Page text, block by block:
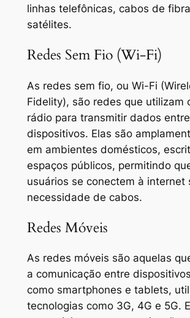
linhas telefônicas, cabos de
satélites.
Redes Sem Fio (Wi-Fi)
As redes sem fio, ou Wi-Fi
Fidelity), são redes que utilizam
rádio para transmitir dados entre
dispositivos. Elas são
em ambientes domésticos,
espaços públicos, permitindo
usuários se conectem à internet
necessidade de cabos.
Redes Móveis
As redes móveis são aquelas
a comunicação entre
como smartphones e tablets,
tecnologias como 3G, 4G e 5G.